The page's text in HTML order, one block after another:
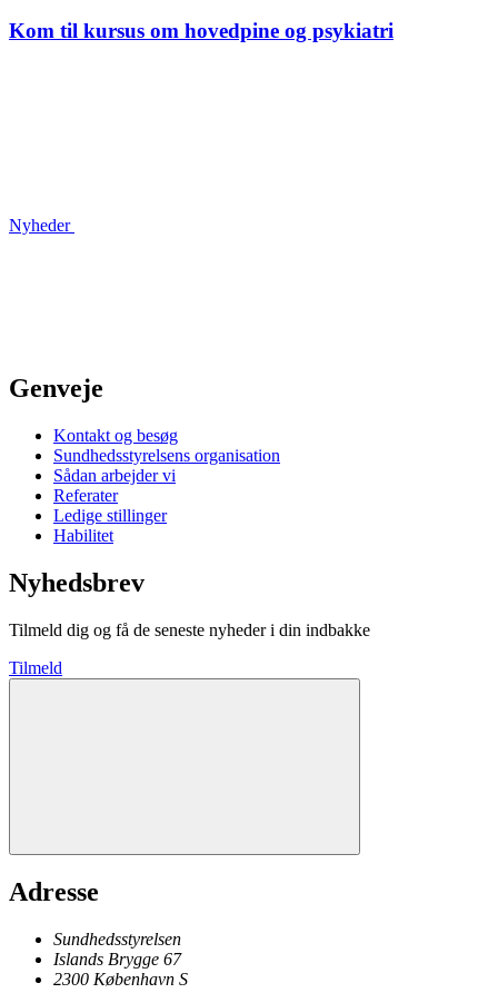
Kom til kursus om hovedpine og psykiatri
Nyheder
Genveje
Kontakt og besøg
Sundhedsstyrelsens organisation
Sådan arbejder vi
Referater
Ledige stillinger
Habilitet
Nyhedsbrev
Tilmeld dig og få de seneste nyheder i din indbakke
Tilmeld
Adresse
Sundhedsstyrelsen
Islands Brygge 67
2300 København S